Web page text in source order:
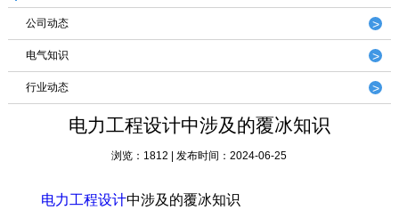
公司动态
电气知识
行业动态
电力工程设计中涉及的覆冰知识
浏览：1812 | 发布时间：2024-06-25
电力工程设计中涉及的覆冰知识